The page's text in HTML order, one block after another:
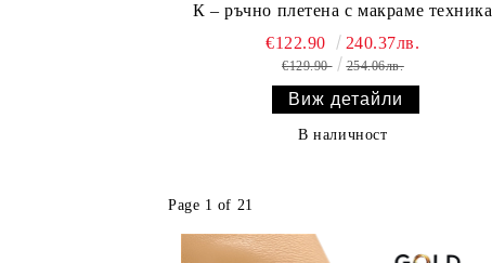
К – ръчно плетена с макраме техника
€122.90 240.37лв.
€129.90 254.06лв.
Виж детайли
В наличност
Page 1 of 21